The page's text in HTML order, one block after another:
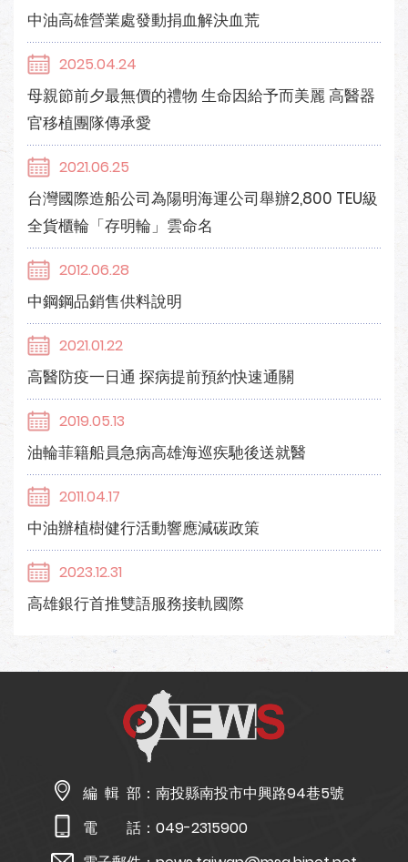
中油高雄營業處發動捐血解決血荒
2025.04.24
母親節前夕最無價的禮物 生命因給予而美麗 高醫器
官移植團隊傳承愛
2021.06.25
台灣國際造船公司為陽明海運公司舉辦2,800 TEU級
全貨櫃輪「存明輪」雲命名
2012.06.28
中鋼鋼品銷售供料說明
2021.01.22
高醫防疫一日通 探病提前預約快速通關
2019.05.13
油輪菲籍船員急病高雄海巡疾馳後送就醫
2011.04.17
中油辦植樹健行活動響應減碳政策
2023.12.31
高雄銀行首推雙語服務接軌國際
編 輯 部： 南投縣南投市中興路94巷5號
電 話： 049-2315900